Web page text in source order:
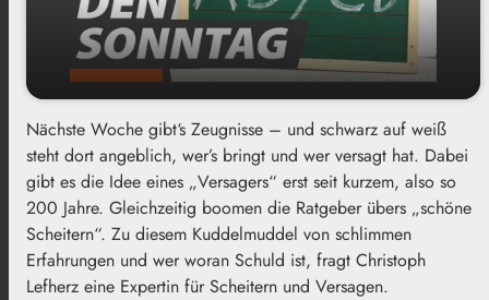
play_arrow Über das Versagen und Scheitern
00:00 02:39
Nächste Woche gibt‘s Zeugnisse – und schwarz auf weiß
steht dort angeblich, wer’s bringt und wer versagt hat. Dabei
gibt es die Idee eines „Versagers“ erst seit kurzem, also so
200 Jahre. Gleichzeitig boomen die Ratgeber übers „schöne
Scheitern“. Zu diesem Kuddelmuddel von schlimmen
Erfahrungen und wer woran Schuld ist, fragt Christoph
Lefherz eine Expertin für Scheitern und Versagen.